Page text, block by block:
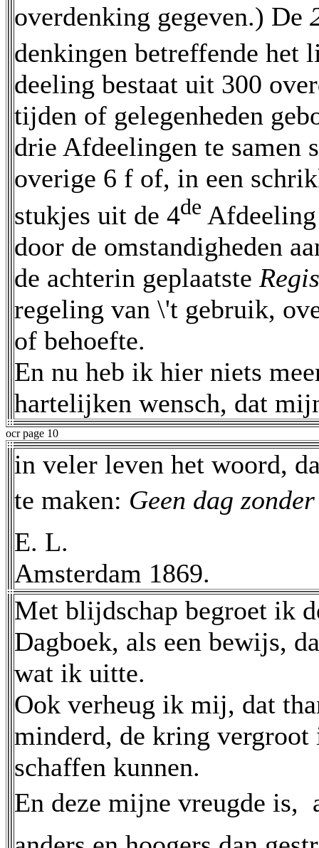
overdenking gegeven.) De
denkingen betreffende het
deeling bestaat uit 300
tijden of gelegenheden
drie Afdeelingen te samen
overige 6 f of, in een
stukjes uit de 4de Afdeeling
door de omstandigheden
de achterin geplaatste
regeling van \'t gebruik,
of behoefte.
En nu heb ik hier niets
hartelijken wensch, dat
ocr page 10
in veler leven het woord,
te maken: Geen dag
E. L.
Amsterdam 1869.
Met blijdschap begroet ik
Dagboek, als een bewijs,
wat ik uitte.
Ook verheug ik mij, dat
minderd, de kring vergroot
schaffen kunnen.
En deze mijne vreugde is,